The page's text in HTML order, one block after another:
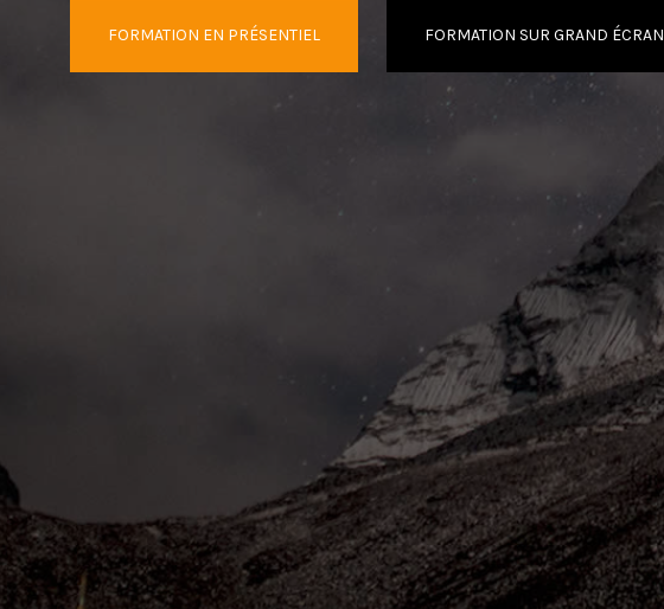
FORMATION EN PRÉSENTIEL FORMATION SUR GRAND ÉCRAN